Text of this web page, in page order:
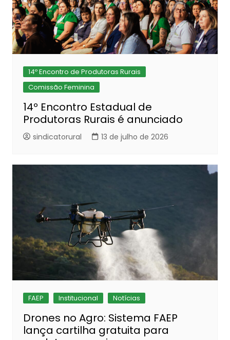
14º Encontro de Produtoras Rurais
Comissão Feminina
14º Encontro Estadual de
Produtoras Rurais é anunciado
sindicatorural 13 de julho de 2026
FAEP Institucional Notícias
Drones no Agro: Sistema FAEP
lança cartilha gratuita para